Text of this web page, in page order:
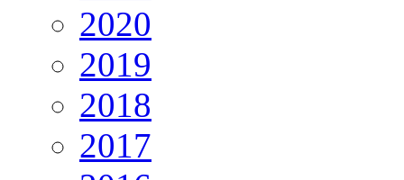
2020
2019
2018
2017